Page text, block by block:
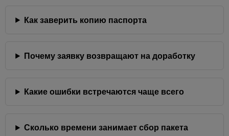
Как заверить копию паспорта
Почему заявку возвращают на доработку
Какие ошибки встречаются чаще всего
Сколько времени занимает сбор пакета